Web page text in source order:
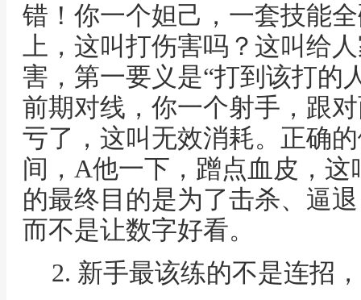
错！你一个妲己，一套技能
上，这叫打伤害吗？这叫给
害，第一要义是“打到该打的
前期对线，你一个射手，跟
亏了，这叫无效消耗。正确
间，A他一下，蹭点血皮，
的最终目的是为了击杀、逼
而不是让数字好看。
2. 新手最该练的不是连招